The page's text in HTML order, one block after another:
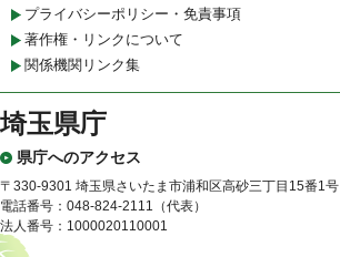
プライバシーポリシー・免責事項
著作権・リンクについて
関係機関リンク集
埼玉県庁
県庁へのアクセス
〒330-9301 埼玉県さいたま市浦和区高砂三丁目15番1号
電話番号：048-824-2111（代表）
法人番号：1000020110001